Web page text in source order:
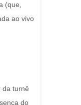
(que,
ao vivo
da turnê
do